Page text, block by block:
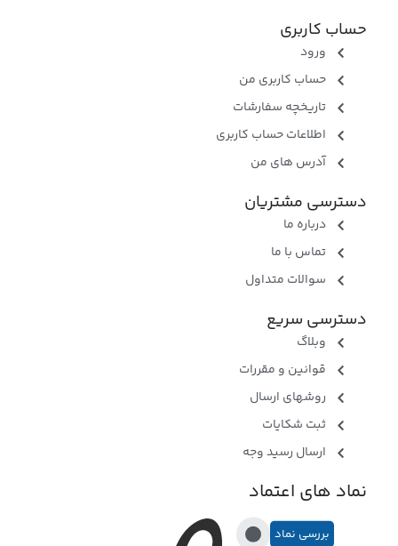
حساب کاربری
ورود
حساب کاربری من
تاریخچه سفارشات
اطلاعات حساب کاربری
آدرس های من
دسترسی مشتریان
درباره ما
تماس با ما
سوالات متداول
دسترسی سریع
وبلاگ
قوانین و مقررات
روشهای ارسال
ثبت شکایات
ارسال رسید وجه
نماد های اعتماد
بررسی نماد